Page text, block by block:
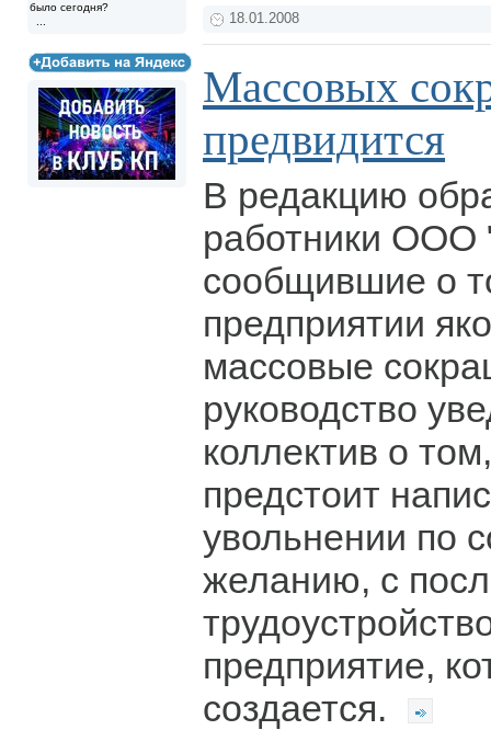
было сегодня?
18.01.2008
Массовых
предвидится
В редакцию
работники
сообщившие о
предприятии
массовые
руководство
коллектив о
предстоит
увольнении по
желанию, с
предприятие,
создается.